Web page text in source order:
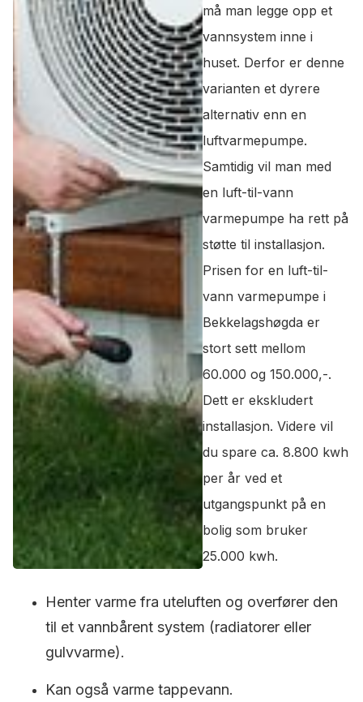
må man legge opp et
vannsystem inne i
huset. Derfor er denne
varianten et dyrere
alternativ enn en
luftvarmepumpe.
Samtidig vil man med
en luft-til-vann
varmepumpe ha rett på
støtte til installasjon.
Prisen for en luft-til-
vann varmepumpe i
Bekkelagshøgda er
stort sett mellom
60.000 og 150.000,-.
Dett er ekskludert
installasjon. Videre vil
du spare ca. 8.800 kwh
per år ved et
utgangspunkt på en
bolig som bruker
25.000 kwh.
Henter varme fra uteluften og overfører den
til et vannbårent system (radiatorer eller
gulvvarme).
Kan også varme tappevann.